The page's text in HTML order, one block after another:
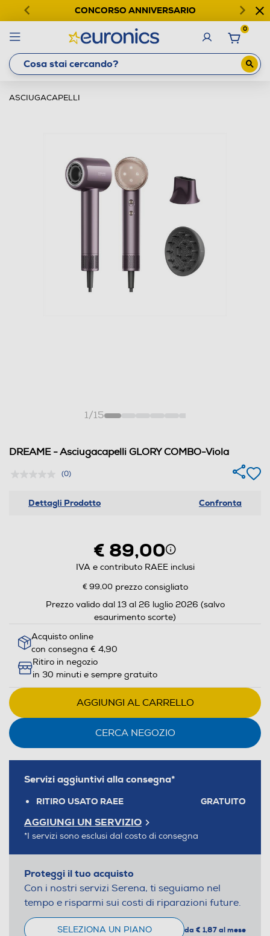
CONCORSO ANNIVERSARIO
0
ASCIUGACAPELLI
1/15
DREAME - Asciugacapelli GLORY COMBO-Viola
(0)
Dettagli Prodotto Confronta
€ 89,00
IVA e contributo RAEE inclusi
€ 99,00 prezzo consigliato
Prezzo valido dal 13 al 26 luglio 2026 (salvo
esaurimento scorte)
Acquisto online
con consegna € 4,90
Ritiro in negozio
in 30 minuti e sempre gratuito
AGGIUNGI AL CARRELLO
CERCA NEGOZIO
Servizi aggiuntivi alla consegna*
RITIRO USATO RAEE GRATUITO
AGGIUNGI UN SERVIZIO
*I servizi sono esclusi dal costo di consegna
Proteggi il tuo acquisto
Con i nostri servizi Serena, ti seguiamo nel
tempo e risparmi sui costi di riparazioni future.
SELEZIONA UN PIANO da € 1,87 al mese